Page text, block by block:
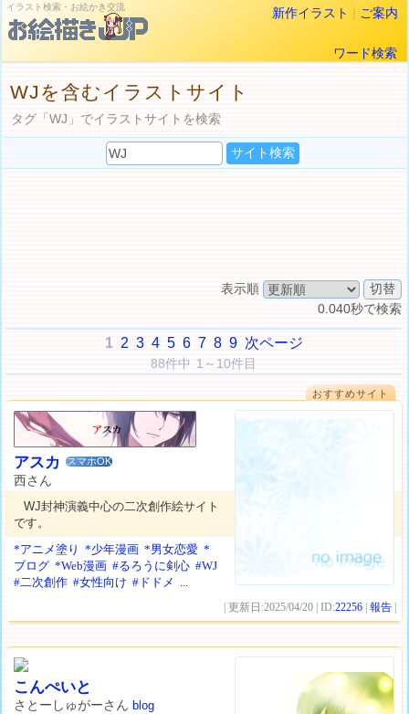
イラスト検索・お絵かき交流 新作イラスト | ご案内
ワード検索
WJを含むイラストサイト
タグ「WJ」でイラストサイトを検索
表示順
0.040秒で検索
1 2 3 4 5 6 7 8 9 次ページ
88件中 1～10件目
おすすめサイト
アスカ スマホOK
西さん
WJ封神演義中心の二次創作絵サイト
です。
*アニメ塗り
*少年漫画 *男女恋愛 *
ブログ *Web漫画 #るろうに剣心 #WJ
#二次創作 #女性向け #ドドメ ...
| 更新日:2025/04/20 | ID:22256 |報告
こんぺいと
さとーしゅがーさんblog